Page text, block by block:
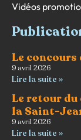
Vidéos
Le
9 avril 2026
Lire la suite »
Le retour
la Saint-
9 avril 2026
Lire la suite »